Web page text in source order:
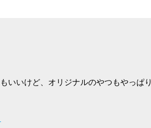
いいけど、オリジナルのやつもやっぱり